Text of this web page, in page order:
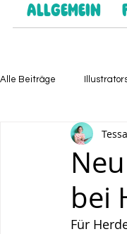
Allgemein
Alle Beiträge
bei
Für